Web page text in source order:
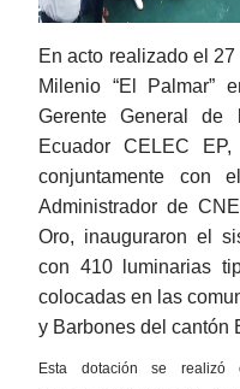
En acto realizado el
Milenio “El Palmar”
Gerente General de
Ecuador CELEC
conjuntamente con
Administrador de
Oro, inauguraron el
con 410 luminarias
colocadas en las
y Barbones del cantón
Esta dotación se realizó